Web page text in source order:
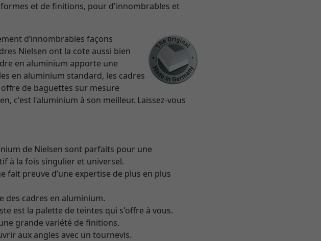
et de finitions, pour d'innombrables et
d’innombrables façons
Nielsen ont la cote aussi bien
en aluminium apporte une
en aluminium standard, les cadres
de baguettes sur mesure
c'est l'aluminium à son meilleur. Laissez-vous
de Nielsen sont parfaits pour une
à la fois singulier et universel.
fait preuve d’une expertise de plus en plus
des cadres en aluminium.
est la palette de teintes qui s'offre à vous.
grande variété de finitions.
aux angles avec un tournevis.